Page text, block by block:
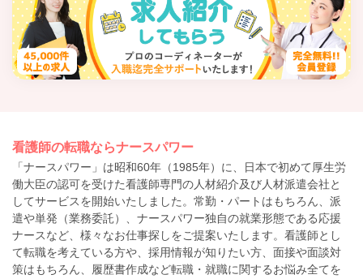
看護師の転職ならナースパワー
「ナースパワー」は昭和60年（1985年）に、日本で初めて厚生労
働大臣の認可を受けた看護師専門の人材紹介及び人材派遣会社と
してサービスを開始いたしました。常勤・パートはもちろん、派
遣や単発（業務委託）、ナースパワー独自の就業形態である応援
ナースなど、様々なお仕事探しをご提案いたします。看護師とし
て転職を考えている方や、採用情報が知りたい方、面接や面談対
策はもちろん、履歴書作成など転職・就職に関するお悩み全てを